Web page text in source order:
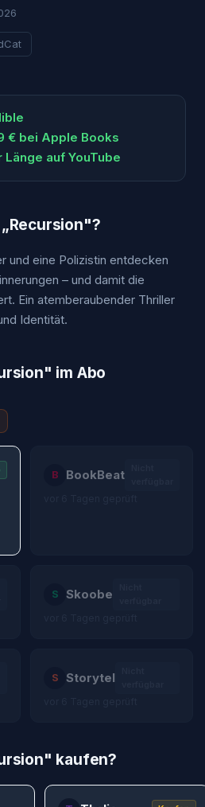
€ bei Apple Books
Länge auf YouTube
Recursion"?
und eine Polizistin entdecken
– und damit die
Ein atemberaubender Thriller
Identität.
" im Abo
B BookBeat
S Skoobe
S Storytel
" kaufen?